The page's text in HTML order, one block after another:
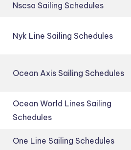
Nscsa Sailing Schedules
Nyk Line Sailing Schedules
Ocean Axis Sailing Schedules
Ocean World Lines Sailing
Schedules
One Line Sailing Schedules